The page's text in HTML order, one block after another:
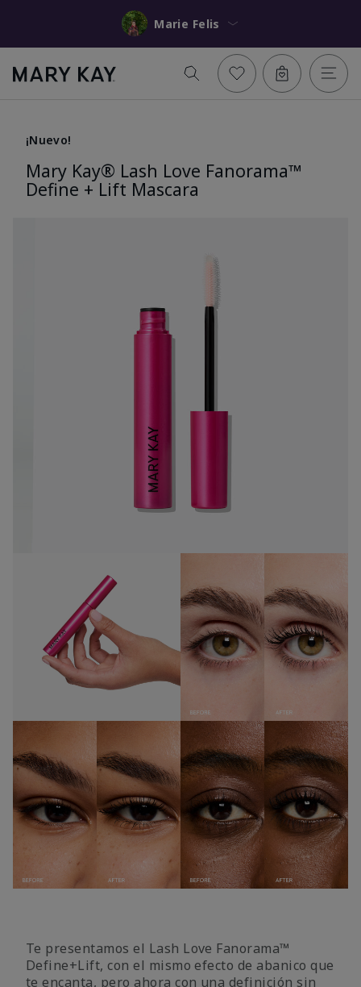
Marie Felis
¡Nuevo!
Mary Kay® Lash Love Fanorama™
Define + Lift Mascara
Te presentamos el Lash Love Fanorama™
Define+Lift, con el mismo efecto de abanico que
te encanta, pero ahora con una definición sin